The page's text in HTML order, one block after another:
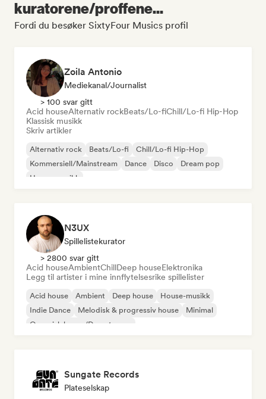
kuratorene/proffene...
Fordi du besøker SixtyFour Musics profil
Zoila Antonio
Mediekanal/journalist
> 100 svar gitt
Acid houseAlternativ rockBeats/Lo-fiChill/Lo-fi Hip-Hop
Klassisk musikk
Skriv artikler
Alternativ rock Beats/Lo-fi
Chill/Lo-fi Hip-Hop
Kommersiell/Mainstream
Dance Disco
Dream pop
House-musikk
N3UX
Spillelistekurator
> 2800 svar gitt
Acid houseAmbientChillDeep houseElektronika
Legg til artister i mine innflytelsesrike spillelister
Acid house Ambient Deep house
House-musikk
Indie Dance
Melodisk & progressiv house
Minimal
Organisk house/Downtempo
Sungate Records
Plateselskap